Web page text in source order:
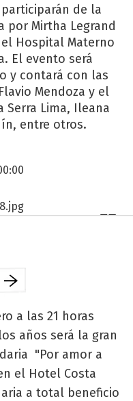
de la
por Mirtha Legrand
Hospital Materno
El evento será
y contará con las
Mendoza y el
Serra Lima, Ileana
entre otros.
a las 21 horas
años será la gran
"Por amor a
el Hotel Costa
a total beneficio